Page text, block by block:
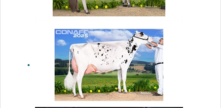
Justo BS
Belinda
Fastias),
Vaca Gran
Campeona
Nacional de
Raza Parda